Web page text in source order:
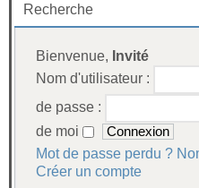
Recherche
Bienvenue, Invité
Nom d'utilisateur :
de passe :
de moi
Mot de passe perdu ?
Créer un compte